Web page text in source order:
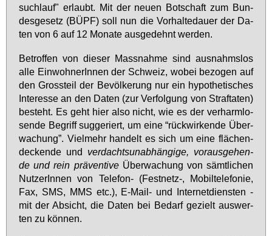
such­lauf" er­laubt. Mit der neu­en Bot­schaft zum Bun­
des­ge­setz (BÜPF) soll nun die Vor­hal­te­dau­er der Da­
ten von 6 auf 12 Mo­na­te aus­ge­dehnt wer­den.
Be­trof­fen von die­ser Mass­nah­me sind aus­nahms­los
al­le Ein­woh­ne­rIn­nen der Schweiz, wo­bei be­zo­gen auf
den Gross­teil der Be­völ­ke­rung nur ein hy­po­the­ti­sches
In­ter­es­se an den Da­ten (zur Ver­fol­gung von Straf­ta­ten)
be­steht. Es geht hier al­so nicht, wie es der ver­harm­lo­
sen­de Be­griff sug­ge­riert, um ei­ne “rück­wir­ken­de Über­
wa­chung”. Viel­mehr han­delt es sich um ei­ne flä­chen­
de­cken­de und ver­dachts­un­ab­hän­gi­ge, vor­aus­ge­hen­
de und rein prä­ven­ti­ve Über­wa­chung von sämt­li­chen
Nut­ze­rIn­nen von Te­le­fon- (Fest­netz-, Mo­bil­te­le­fo­nie,
Fax, SMS, MMS etc.), E-Mail- und In­ter­net­diens­ten -
mit der Ab­sicht, die Da­ten bei Be­darf ge­zielt aus­wer­
ten zu kön­nen.